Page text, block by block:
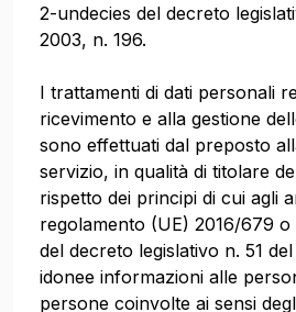
2-undecies del decreto
2003, n. 196.
I trattamenti di dati personali
ricevimento e alla gestione
sono effettuati dal preposto
servizio, in qualità di titolare
rispetto dei principi di cui agli
regolamento (UE) 2016/679 o
del decreto legislativo n. 51
idonee informazioni alle
persone coinvolte ai sensi